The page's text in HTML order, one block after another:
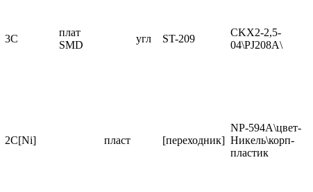
3C
плат
SMD
угл ST-209
CKX2-2,5-
04\PJ208A\
2C[Ni] пласт [переходник]
NP-594A\цвет-
Никель\корп-
пластик